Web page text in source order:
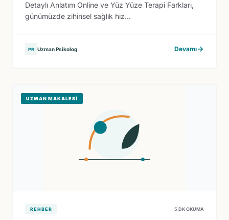
Detaylı Anlatım Online ve Yüz Yüze Terapi Farkları,
günümüzde zihinsel sağlık hiz...
PR Uzman Psikolog Devamı
UZMAN MAKALESI
REHBER 5 DK OKUMA